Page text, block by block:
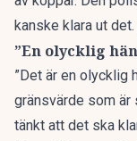
kanske klara ut
”En olycklig
”Det är en olycklig
gränsvärde som är
tänkt att det ska